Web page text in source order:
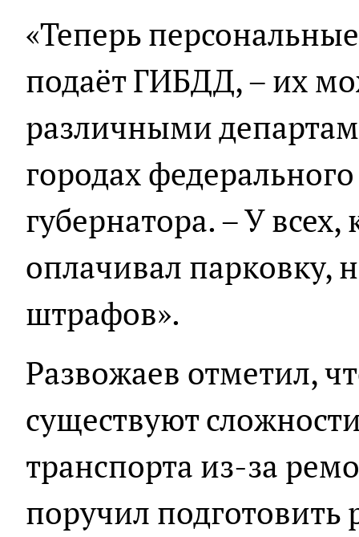
«Теперь
подаёт ГИБДД, – их
различными
городах
губернатора. – У
оплачивал парковку,
штрафов».
Развожаев отметил,
существуют
транспорта из-за
поручил подготовить